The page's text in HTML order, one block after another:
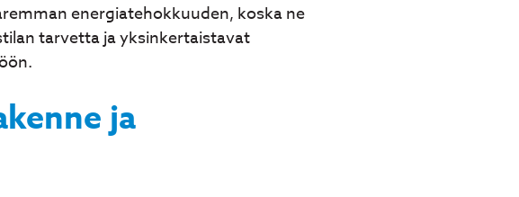
energiatehokkuuden, koska ne
tarvetta ja yksinkertaistavat
ja